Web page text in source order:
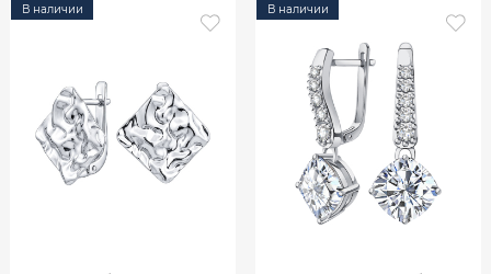
В наличии В наличии